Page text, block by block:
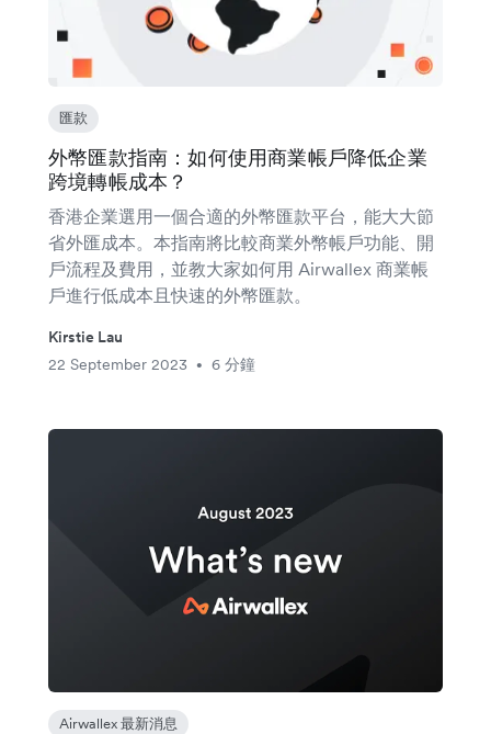
匯款
外幣匯款指南：如何使用商業帳戶降低企業
跨境轉帳成本？
香港企業選用一個合適的外幣匯款平台，能大大節
省外匯成本。本指南將比較商業外幣帳戶功能、開
戶流程及費用，並教大家如何用 Airwallex 商業帳
戶進行低成本且快速的外幣匯款。
Kirstie Lau
22 September 2023
• 6 分鐘
Airwallex 最新消息